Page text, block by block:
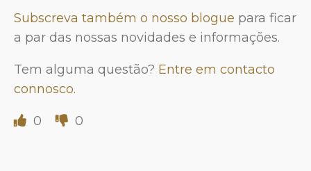
Subscreva também o nosso blogue para ficar
a par das nossas novidades e informações.
Tem alguma questão? Entre em contacto
connosco.
0 0